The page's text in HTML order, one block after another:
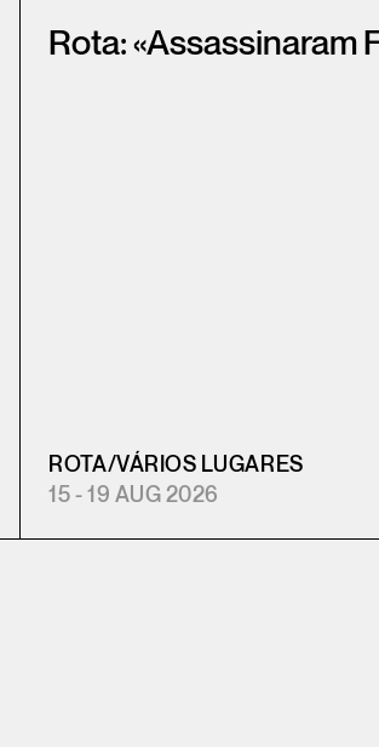
Rota: «Assassinaram
ROTA/VÁRIOS LUGARES
15 - 19 AUG 2026